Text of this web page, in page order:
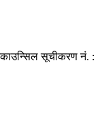
सूचीकरण नं. :